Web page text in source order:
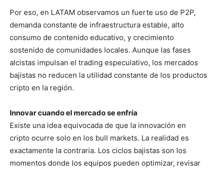
Por eso, en LATAM observamos un fuerte uso de P2P,
demanda constante de infraestructura estable, alto
consumo de contenido educativo, y crecimiento
sostenido de comunidades locales. Aunque las fases
alcistas impulsan el trading especulativo, los mercados
bajistas no reducen la utilidad constante de los productos
cripto en la región.
Innovar cuando el mercado se enfría
Existe una idea equivocada de que la innovación en
cripto ocurre solo en los bull markets. La realidad es
exactamente la contraria. Los ciclos bajistas son los
momentos donde los equipos pueden optimizar, revisar